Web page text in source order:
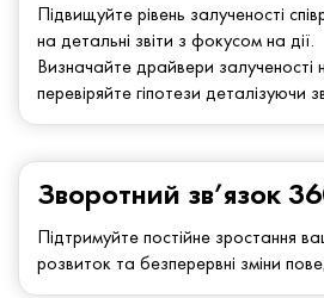
Підвищуйте рівень залученості
на детальні звіти з фокусом на дії.
Визначайте драйвери залученості
перевіряйте гіпотези деталізуючи
Зворотний зв’язок
Підтримуйте постійне зростання
розвиток та безперервні зміни